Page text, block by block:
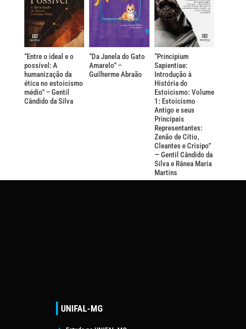
“Entre o ideal e o
possível: A
humanização da
ética no estoicismo
médio” – Gentil
Cândido da Silva
“Da Janela do Gato
Amarelo” –
Guilherme Abraão
“Principium
Sapientiae:
Introdução à
História do
Estoicismo: Volume
1: Estoicismo
Antigo e seus
Principais
Representantes:
Zenão de Cítio,
Cleantes e Crisipo”
— Gentil Cândido da
Silva e Rânea Maria
Martins
UNIFAL-MG